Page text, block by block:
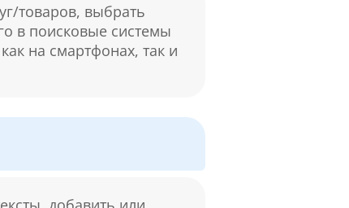
товаров, выбрать
в поисковые системы
на смартфонах, так и